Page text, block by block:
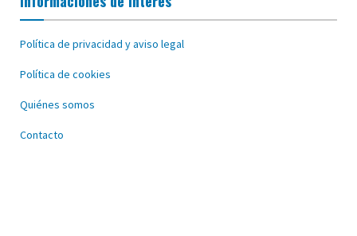
Política de privacidad y aviso legal
Política de cookies
Quiénes somos
Contacto